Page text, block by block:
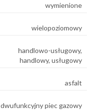
wymienione
wielopoziomowy
handlowo-usługowy,
handlowy, usługowy
asfalt
dwufunkcyjny piec gazowy